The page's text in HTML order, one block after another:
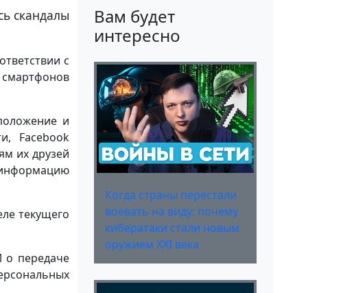
скандалы
с
и
Facebook
их друзей
текущего
о передаче
Вам будет
интересно
Когда страны перестали
воевать на виду: почему
кибератаки стали новым
оружием XXI века